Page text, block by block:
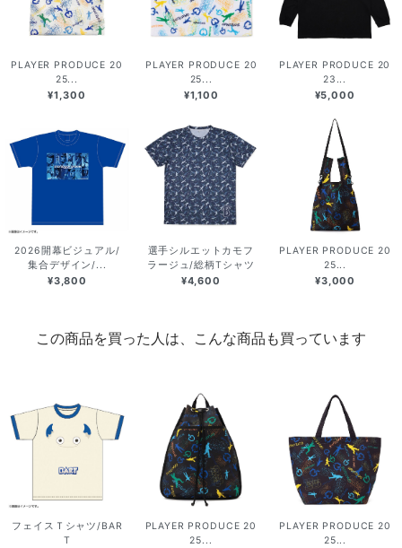
PLAYER PRODUCE 20
25...
¥1,300
PLAYER PRODUCE 20
25...
¥1,100
PLAYER PRODUCE 20
23...
¥5,000
2026開幕ビジュアル/
集合デザイン/...
¥3,800
選手シルエットカモフ
ラージュ/総柄Tシャツ
¥4,600
PLAYER PRODUCE 20
25...
¥3,000
この商品を買った人は、こんな商品も買っています
フェイスＴシャツ/BAR
T
PLAYER PRODUCE 20
25...
PLAYER PRODUCE 20
25...